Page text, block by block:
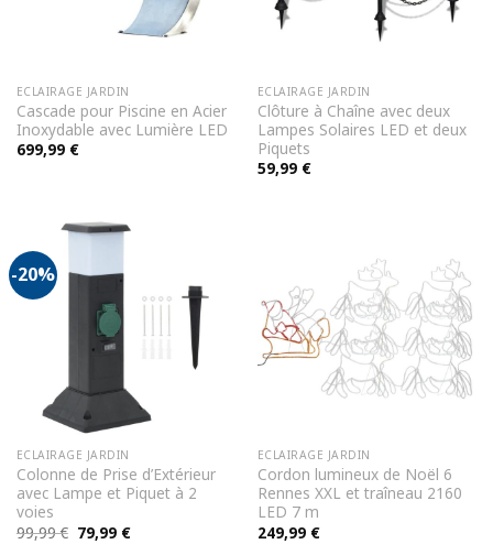
ECLAIRAGE JARDIN
Cascade pour Piscine en Acier
Inoxydable avec Lumière LED
699,99 €
ECLAIRAGE JARDIN
Clôture à Chaîne avec deux
Lampes Solaires LED et deux
Piquets
59,99 €
-20%
ECLAIRAGE JARDIN
Colonne de Prise d’Extérieur
avec Lampe et Piquet à 2
voies
99,99€ Le
prix
79,99 €Le
prix
ECLAIRAGE JARDIN
Cordon lumineux de Noël 6
Rennes XXL et traîneau 2160
LED 7 m
249,99 €